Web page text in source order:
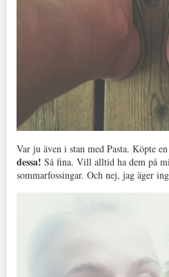
Var ju även i stan med Pasta. Köpte
dessa! Så fina. Vill alltid ha dem på
sommarfossingar. Och nej, jag äger